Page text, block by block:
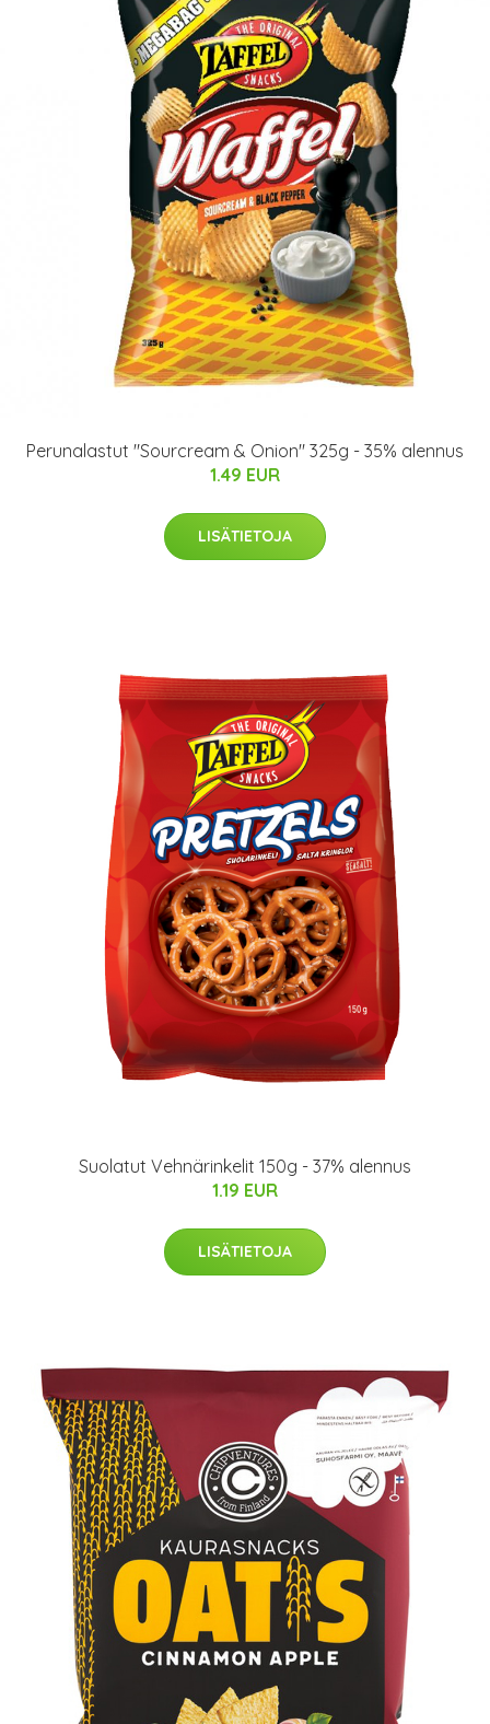
Perunalastut "Sourcream & Onion" 325g - 35% alennus
1.49 EUR
LISÄTIETOJA
Suolatut Vehnärinkelit 150g - 37% alennus
1.19 EUR
LISÄTIETOJA